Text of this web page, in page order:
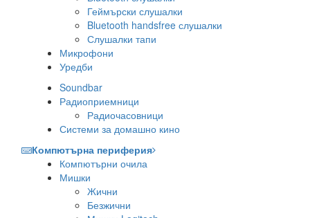
Геймърски слушалки
Bluetooth handsfree слушалки
Слушалки тапи
Микрофони
Уредби
Soundbar
Радиоприемници
Радиочасовници
Системи за домашно кино
Компютърна периферия
Компютърни очила
Мишки
Жични
Безжични